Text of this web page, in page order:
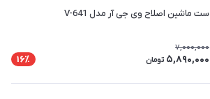
ست ماشین اصلاح وی جی آر مدل V-641
7,000,000
5,890,000 تومان 16٪